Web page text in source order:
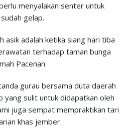
menyalakan senter untuk
gelap.
asik adalah ketika siang hari tiba
terhadap taman bunga
Pacenan.
gurau bersama duta daerah
yang sulit untuk didapatkan oleh
juga sempat mempraktikan tari
khas jember.